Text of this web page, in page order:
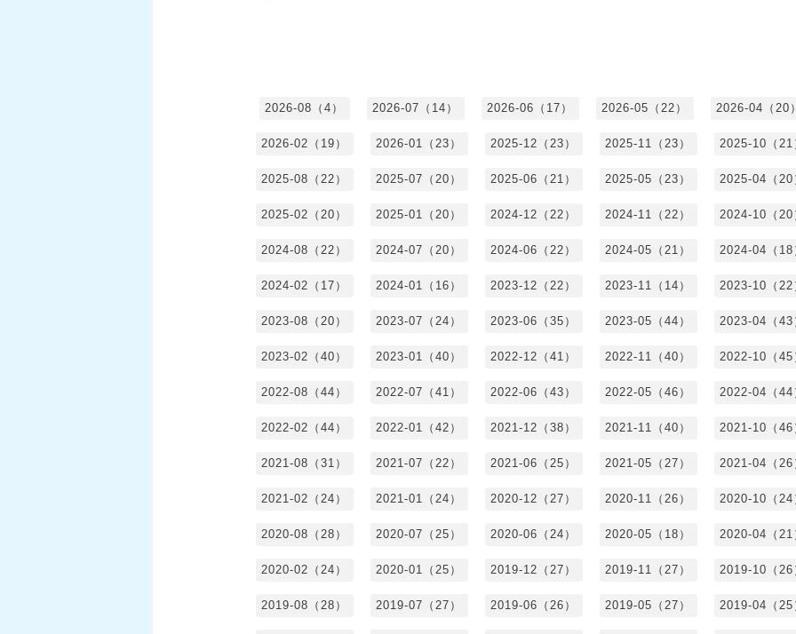
2026-08（4） 2026-07（14） 2026-06（17） 2026-05（22） 2026-04（20
2026-02（19） 2026-01（23） 2025-12（23） 2025-11（23） 2025-10（21
2025-08（22） 2025-07（20） 2025-06（21） 2025-05（23） 2025-04（20
2025-02（20） 2025-01（20） 2024-12（22） 2024-11（22） 2024-10（20
2024-08（22） 2024-07（20） 2024-06（22） 2024-05（21） 2024-04（18
2024-02（17） 2024-01（16） 2023-12（22） 2023-11（14） 2023-10（22
2023-08（20） 2023-07（24） 2023-06（35） 2023-05（44） 2023-04（43
2023-02（40） 2023-01（40） 2022-12（41） 2022-11（40） 2022-10（45
2022-08（44） 2022-07（41） 2022-06（43） 2022-05（46） 2022-04（44
2022-02（44） 2022-01（42） 2021-12（38） 2021-11（40） 2021-10（46
2021-08（31） 2021-07（22） 2021-06（25） 2021-05（27） 2021-04（26
2021-02（24） 2021-01（24） 2020-12（27） 2020-11（26） 2020-10（24
2020-08（28） 2020-07（25） 2020-06（24） 2020-05（18） 2020-04（21
2020-02（24） 2020-01（25） 2019-12（27） 2019-11（27） 2019-10（26
2019-08（28） 2019-07（27） 2019-06（26） 2019-05（27） 2019-04（25